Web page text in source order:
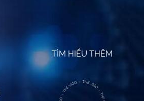
TÌM HIỂU THÊM